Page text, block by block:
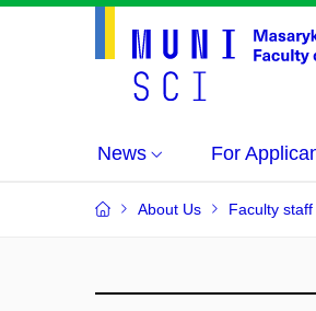
News For
About Us Faculty staff